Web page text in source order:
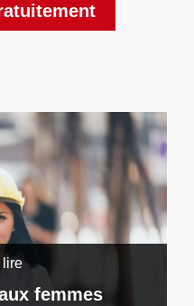
lire
femmes